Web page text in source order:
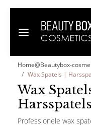
Home@Beautybox-
Wax Spatels |
Wax Spatels
Harsspatels
Professionele wax